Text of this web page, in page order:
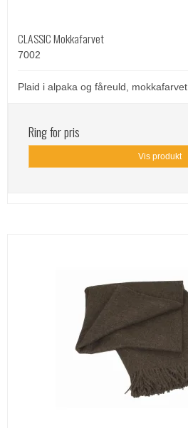
CLASSIC Mokkafarvet
7002
Plaid i alpaka og fåreuld, mokkafarvet
Ring for pris
Vis produkt